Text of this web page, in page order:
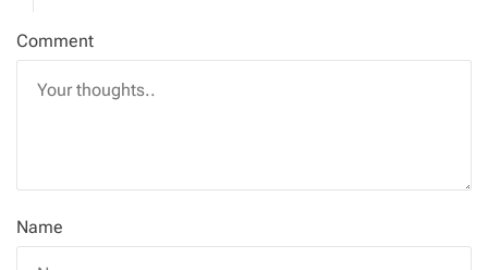
Comment
Name